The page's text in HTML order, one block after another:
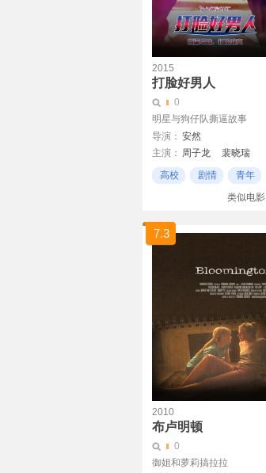
2015
打脸好男人
0
明星与狗仔队撕逼故事
导演： 安然
主演： 周子龙
裴晓瑞
阳蕾
岑志诚 叶扬堃
高校 剧情
青年
类似电影
7.3
2010
布卢明顿
0
御姐和萝莉搞拉拉